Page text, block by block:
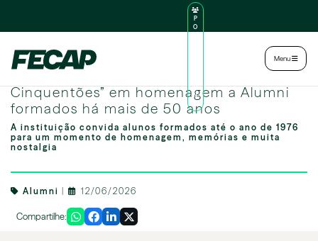
P
O
U
N
Menu
Cinquentões” em homenagem a Alumni
formados há mais de 50 anos
A instituição convida alunos formados até o ano de 1976
para um momento de homenagem, memórias e muita
nostalgia
Alumni 12/06/2026
Compartilhe: